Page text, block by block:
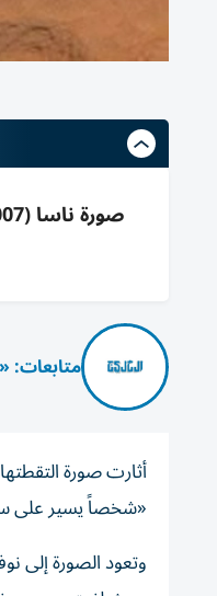
متابعات:
أثارت صورة
«شخصاً يسير على